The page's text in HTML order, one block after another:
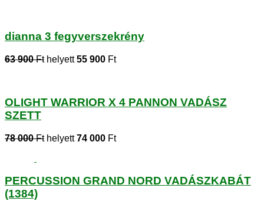
dianna 3 fegyverszekrény
63 900 Fthelyett55 900 Ft
OLIGHT WARRIOR X 4 PANNON VADÁSZ
SZETT
78 000 Fthelyett74 000 Ft
PERCUSSION GRAND NORD VADÁSZKABÁT
(1384)